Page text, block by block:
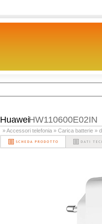
HuaweiHW110600E02IN
» Accessori telefonia » Carica batterie »